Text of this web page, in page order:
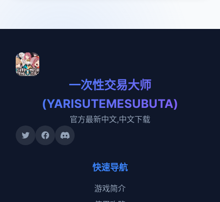
一次性交易大师
(YARISUTEMESUBUTA)
官方最新中文,中文下载
快速导航
游戏简介